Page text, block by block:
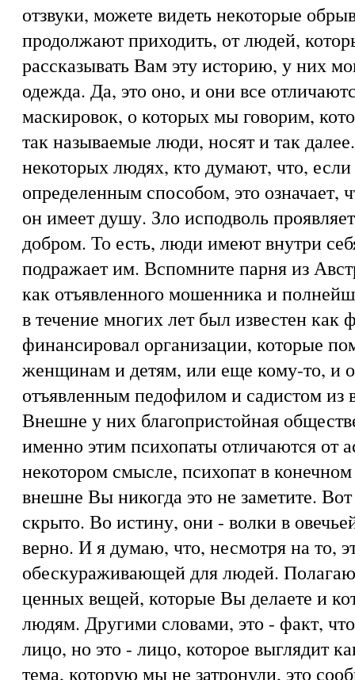
отзвуки, можете видеть некоторые
продолжают приходить, от людей,
рассказывать Вам эту историю, у них
одежда. Да, это оно, и они все
маскировок, о которых мы говорим,
так называемые люди, носят и так
некоторых людях, кто думают, что, если
определенным способом, это означает,
он имеет душу. Зло исподволь
добром. То есть, люди имеют внутри
подражает им. Вспомните парня из
как отъявленного мошенника и
в течение многих лет был известен как
финансировал организации, которые
женщинам и детям, или еще кому-то, и
отъявленным педофилом и садистом из
Внешне у них благопристойная
именно этим психопаты отличаются от
некотором смысле, психопат в
внешне Вы никогда это не заметите.
скрыто. Во истину, они - волки в
верно. И я думаю, что, несмотря на то,
обескураживающей для людей.
ценных вещей, которые Вы делаете и
людям. Другими словами, это - факт,
лицо, но это - лицо, которое выглядит
тема, которую мы не затронули, это